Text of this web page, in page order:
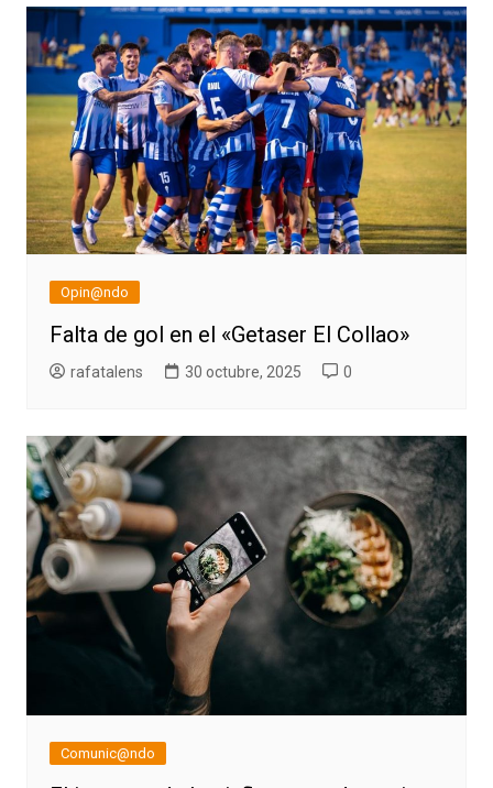
Opin@ndo
Falta de gol en el «Getaser El Collao»
rafatalens 30 octubre, 2025 0
Comunic@ndo